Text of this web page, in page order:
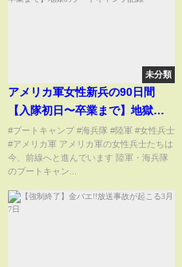
未分類
アメリカ軍女性新兵の90日間
【入隊初日〜卒業まで】地獄の
ブートキャンプ記録
#ブートキャンプ #海兵隊 #陸軍 #女性兵士
#アメリカ軍 アメリカ軍の女性兵士たちは
今、前線へと進んでいます 陸軍・海兵隊
のブートキャン...